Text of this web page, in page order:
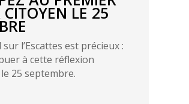
CITOYEN LE 25
l’Escattes est précieux :
à cette réflexion
25 septembre.